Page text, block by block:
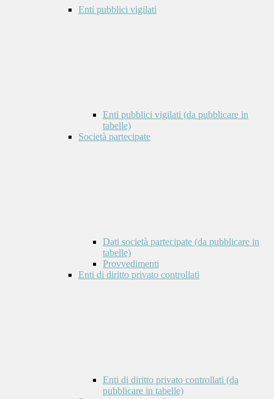
Enti pubblici vigilati
Enti pubblici vigilati (da pubblicare in
tabelle)
Società partecipate
Dati società partecipate (da pubblicare in
tabelle)
Provvedimenti
Enti di diritto privato controllati
Enti di diritto privato controllati (da
pubblicare in tabelle)